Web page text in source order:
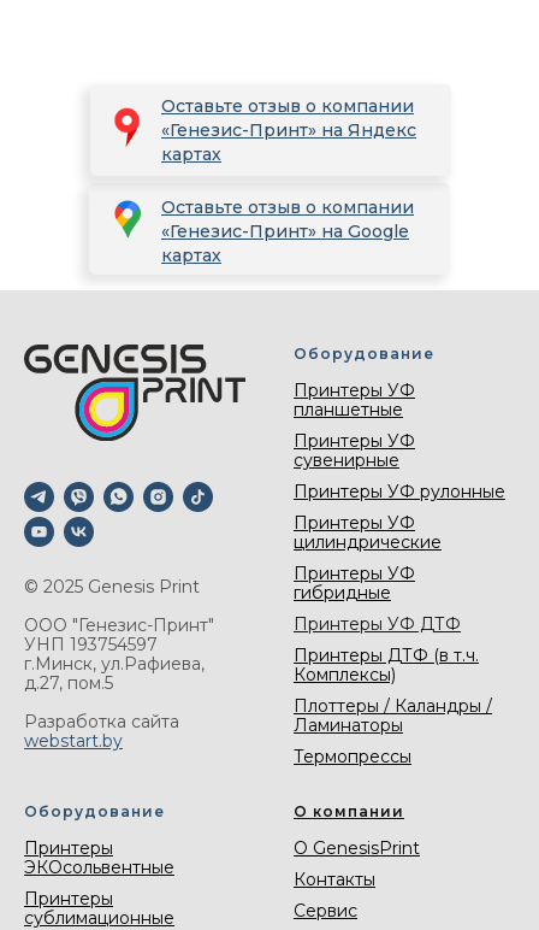
Оставьте отзыв о компании
«Генезис-Принт» на Google
картах
Оставьте отзыв о компании
«Генезис-Принт» на Яндекс
картах
© 2025 Genesis Print
ООО "Генезис-Принт"
УНП 193754597
г.Минск, ул.Рафиева,
д.27, пом.5
Разработка сайта
webstart.by
Оборудование
Принтеры УФ
планшетные
Принтеры УФ
сувенирные
Принтеры УФ рулонные
Принтеры УФ
цилиндрические
Принтеры УФ
гибридные
Принтеры УФ ДТФ
Принтеры ДТФ (в т.ч.
Комплексы)
Плоттеры / Каландры /
Ламинаторы
Термопрессы
Оборудование
Принтеры
ЭКОсольвентные
Принтеры
сублимационные
О компании
О GenesisPrint
Контакты
Сервис